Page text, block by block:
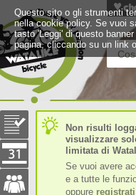
Non risulti
visualizzare
limitata di
Se vuoi avere
e a tutte le
oppure registrati
Questo sito o gli strumenti
nella cookie policy. Se vuoi
tasto 'Leggi' di questo
pagina, cliccando su un link